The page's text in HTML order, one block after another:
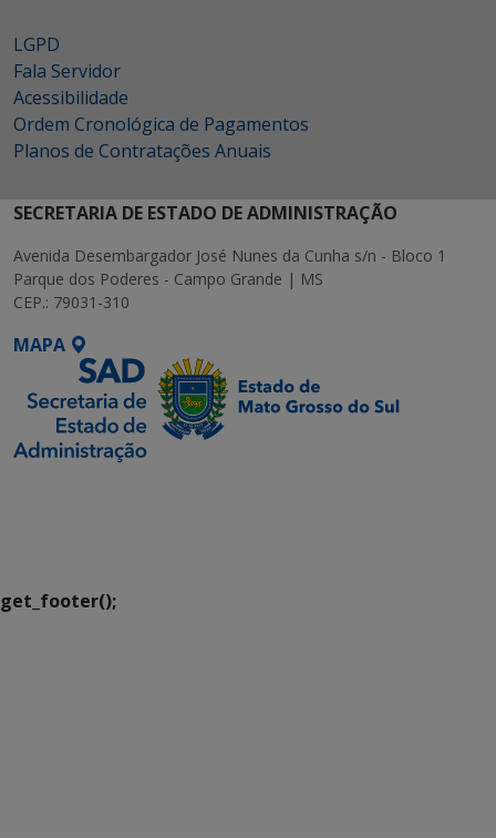
LGPD
Fala Servidor
Acessibilidade
Ordem Cronológica de Pagamentos
Planos de Contratações Anuais
SECRETARIA DE ESTADO DE ADMINISTRAÇÃO
Avenida Desembargador José Nunes da Cunha s/n - Bloco 1
Parque dos Poderes - Campo Grande | MS
CEP.: 79031-310
MAPA
get_footer();